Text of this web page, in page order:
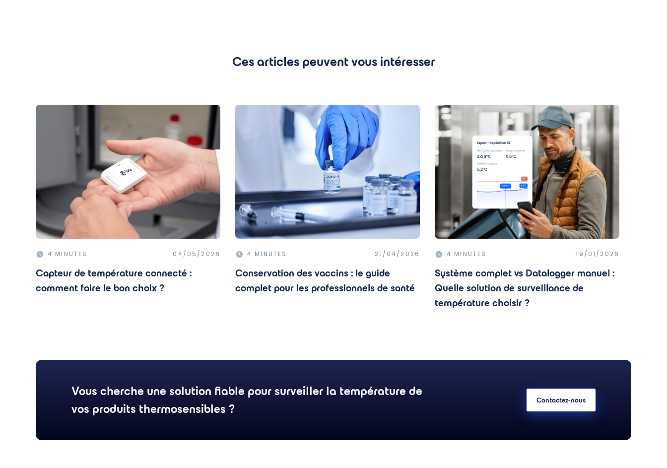
Ces articles peuvent vous intéresser
4 MINUTES 04/05/2026
Capteur de température connecté :
comment faire le bon choix ?
4 MINUTES 21/04/2026
Conservation des vaccins : le guide
complet pour les professionnels de santé
4 MINUTES 19/01/2026
Système complet vs Datalogger manuel :
Quelle solution de surveillance de
température choisir ?
Vous cherche une solution fiable pour surveiller la température de
vos produits thermosensibles ?
Contactez-nous